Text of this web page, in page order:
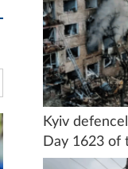
Kyiv
Day 1623 of